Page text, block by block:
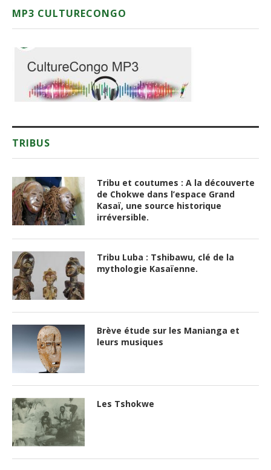
MP3 CULTURECONGO
TRIBUS
Tribu et coutumes : A la découverte
de Chokwe dans l’espace Grand
Kasaï, une source historique
irréversible.
Tribu Luba : Tshibawu, clé de la
mythologie Kasaïenne.
Brève étude sur les Manianga et
leurs musiques
Les Tshokwe